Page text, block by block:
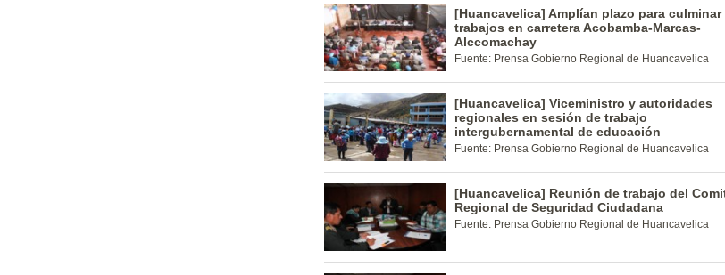
[Huancavelica] Amplían plazo para culminar
trabajos en carretera Acobamba-Marcas-
Alccomachay
Fuente: Prensa Gobierno Regional de Huancavelica
[Huancavelica] Viceministro y autoridades
regionales en sesión de trabajo
intergubernamental de educación
Fuente: Prensa Gobierno Regional de Huancavelica
[Huancavelica] Reunión de trabajo del
Regional de Seguridad Ciudadana
Fuente: Prensa Gobierno Regional de Huancavelica